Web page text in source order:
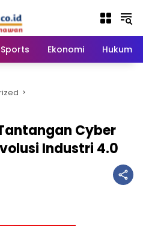
Ekonomi Hukum
Cyber
Industri 4.0